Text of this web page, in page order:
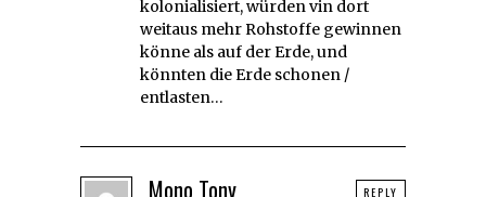
kolonialisiert, würden vin dort
weitaus mehr Rohstoffe gewinnen
könne als auf der Erde, und
könnten die Erde schonen /
entlasten…
Mono Tony REPLY